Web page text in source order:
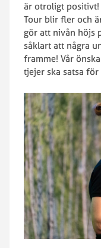
är otroligt positivt!
Tour blir fler och
gör att nivån höjs
såklart att några
framme! Vår
tjejer ska satsa